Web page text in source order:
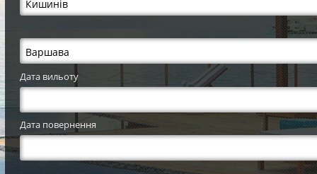
Дата вильоту
Дата повернення